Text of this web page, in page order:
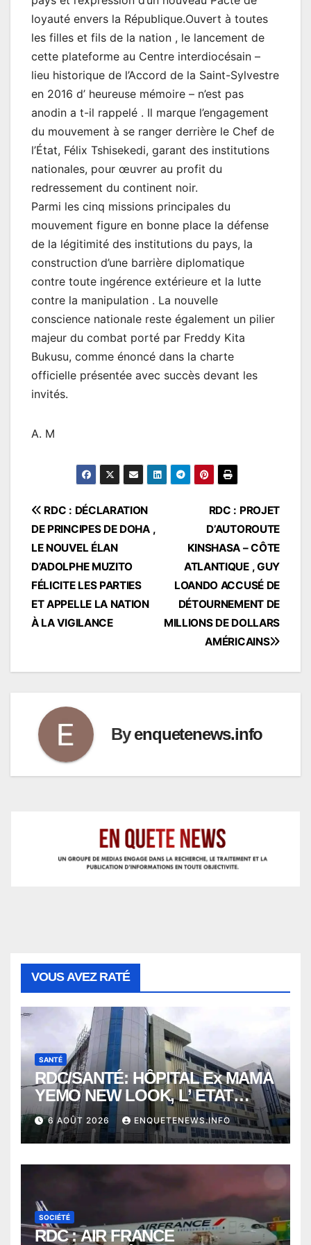
loyauté envers la République.Ouvert à toutes
les filles et fils de la nation , le lancement de
cette plateforme au Centre interdiocésain –
lieu historique de l’Accord de la Saint-Sylvestre
en 2016 d’ heureuse mémoire – n’est pas
anodin a t-il rappelé . Il marque l’engagement
du mouvement à se ranger derrière le Chef de
l’État, Félix Tshisekedi, garant des institutions
nationales, pour œuvrer au profit du
redressement du continent noir.
Parmi les cinq missions principales du
mouvement figure en bonne place la défense
de la légitimité des institutions du pays, la
construction d’une barrière diplomatique
contre toute ingérence extérieure et la lutte
contre la manipulation . La nouvelle
conscience nationale reste également un pilier
majeur du combat porté par Freddy Kita
Bukusu, comme énoncé dans la charte
officielle présentée avec succès devant les
invités.
A. M
Navigation
de
l’article
RDC : PROJET
D’AUTOROUTE
KINSHASA – CÔTE
ATLANTIQUE , GUY
LOANDO ACCUSÉ DE
DÉTOURNEMENT DE
MILLIONS DE DOLLARS
AMÉRICAINS
RDC : DÉCLARATION
DE PRINCIPES DE DOHA ,
LE NOUVEL ÉLAN
D’ADOLPHE MUZITO
FÉLICITE LES PARTIES
ET APPELLE LA NATION
À LA VIGILANCE
Byenquetenews.info
VOUS AVEZ RATÉ
SANTÉ
RDC/SANTÉ: HÔPITAL Ex MAMA
YEMO NEW LOOK, L’ ETAT
PERD LE CONTROLE
6 AOÛT 2026 ENQUETENEWS.INFO
SOCIÉTÉ
RDC : AIR FRANCE